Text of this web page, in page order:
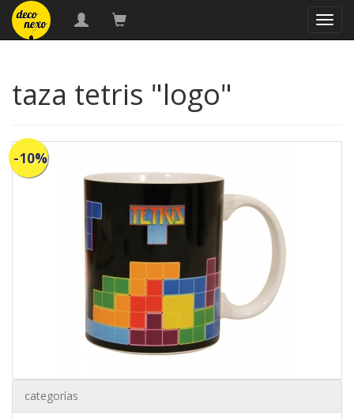
taza tetris "logo"
-10%
categorías